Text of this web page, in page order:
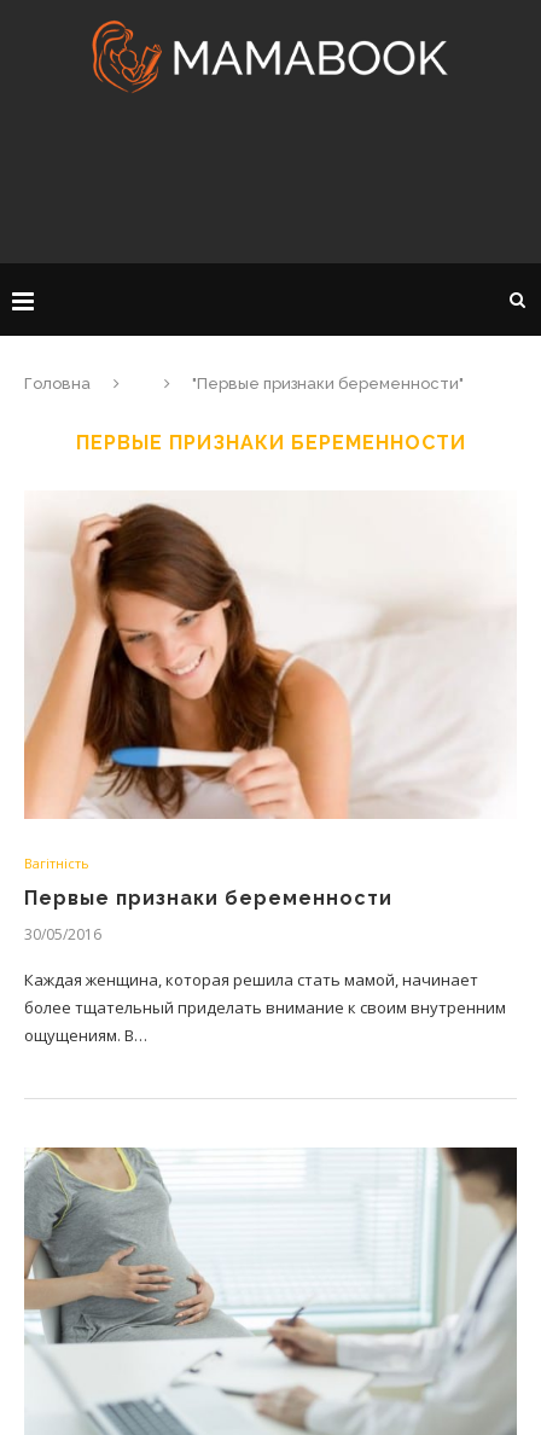
Головна "Первые признаки беременности"
ПЕРВЫЕ ПРИЗНАКИ БЕРЕМЕННОСТИ
Вагітність
Первые признаки беременности
30/05/2016
Каждая женщина, которая решила стать мамой, начинает
более тщательный приделать внимание к своим внутренним
ощущениям. В…